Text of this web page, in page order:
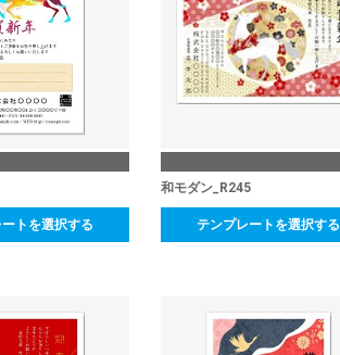
トを選択する
和モダン_R245
テンプレートを選択する